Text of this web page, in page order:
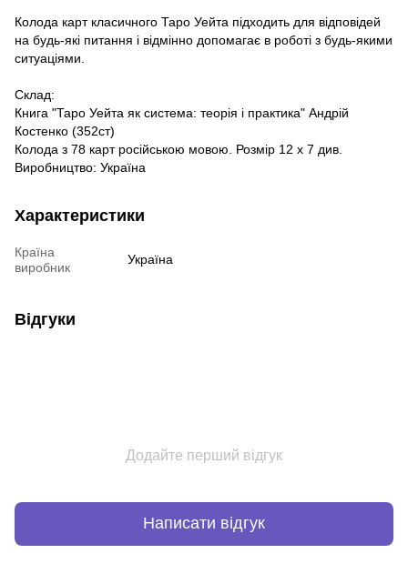
Колода карт класичного Таро Уейта підходить для відповідей
на будь-які питання і відмінно допомагає в роботі з будь-якими
ситуаціями.
Склад:
Книга "Таро Уейта як система: теорія і практика" Андрій
Костенко (352ст)
Колода з 78 карт російською мовою. Розмір 12 х 7 див.
Виробництво: Україна
Характеристики
Країна
виробник
Україна
Відгуки
Додайте перший відгук
Написати відгук